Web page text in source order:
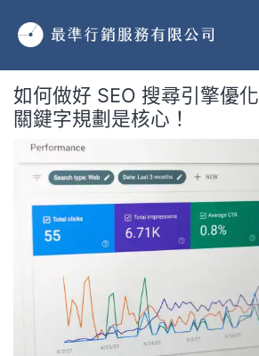
如何做好 SEO 搜尋引擎優
關鍵字規劃是核心！